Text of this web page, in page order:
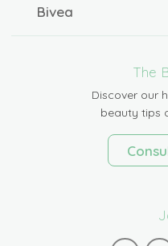
Bivea
The
Discover our
beauty tips